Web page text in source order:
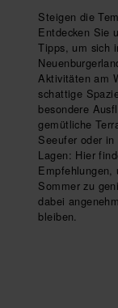
Steigen die
Entdecken Sie
Tipps, um sich
Aktivitäten am
schattige
besondere
gemütliche
Seeufer oder in
Lagen: Hier
Empfehlungen,
Sommer zu
dabei
bleiben.